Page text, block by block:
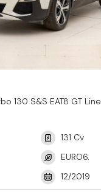
130 S&S EAT8 GT Line
131 Cv
EURO6.
12/2019